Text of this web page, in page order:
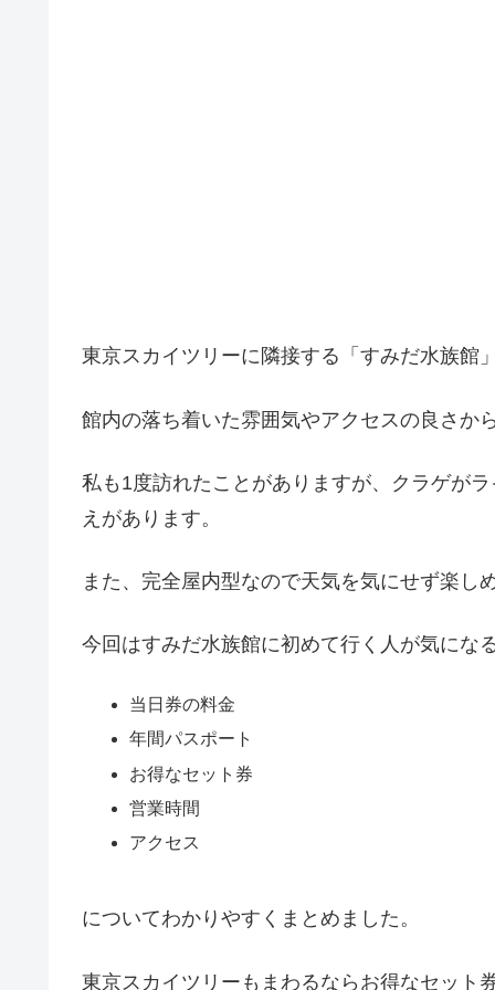
東京スカイツリーに隣接する「すみだ水族館
館内の落ち着いた雰囲気やアクセスの良さか
私も1度訪れたことがありますが、クラゲが
えがあります。
また、 完全屋内型なので天気を気にせず楽し
今回はすみだ水族館に初めて行く人が気にな
当日券の料金
年間パスポート
お得なセット券
営業時間
アクセス
についてわかりやすくまとめました。
東京スカイツリーもまわるならお得なセット